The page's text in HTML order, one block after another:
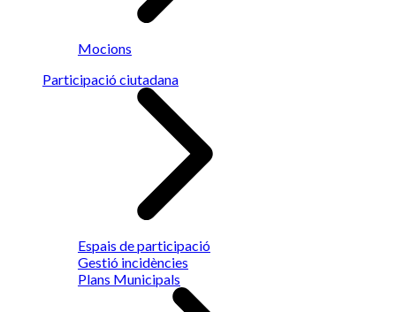
Mocions
Participació ciutadana
Espais de participació
Gestió incidències
Plans Municipals